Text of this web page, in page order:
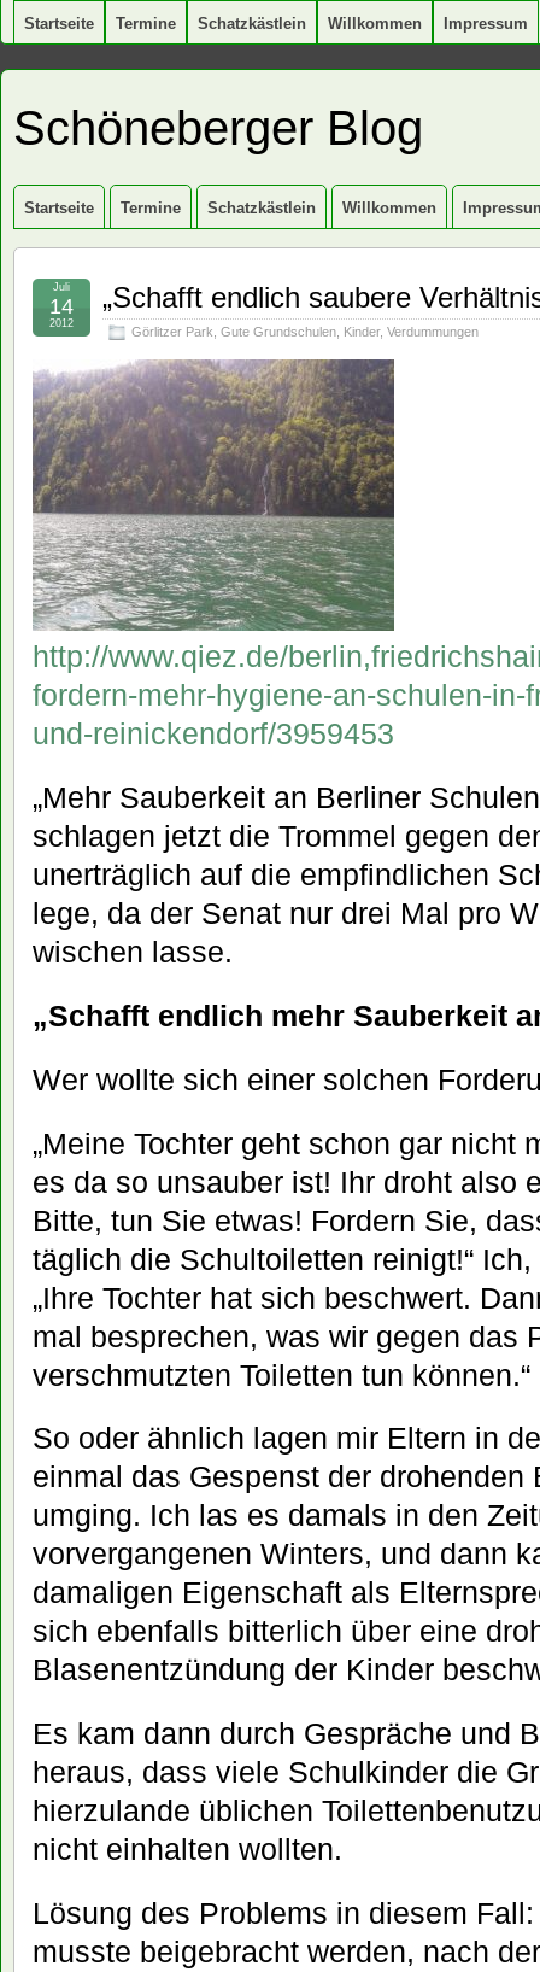
Startseite Termine Schatzkästlein Willkommen Impressum
Schöneberger Blog
Startseite Termine Schatzkästlein Willkommen
„Schafft endlich saubere
Görlitzer Park Gute Grundschulen Kinder, Verdummungen
Juli
14
2012
http://www.qiez.de/
fordern-mehr-hygiene-an-schulen-
und-reinickendorf/3959453
„Mehr Sauberkeit an Berliner
schlagen jetzt die Trommel gegen
unerträglich auf die empfindlichen
lege, da der Senat nur drei Mal pro
wischen lasse.
„Schafft endlich mehr Sauberkeit
Wer wollte sich einer solchen
„Meine Tochter geht schon gar nicht
es da so unsauber ist! Ihr droht also
Bitte, tun Sie etwas! Fordern Sie,
täglich die Schultoiletten reinigt!“
„Ihre Tochter hat sich beschwert.
mal besprechen, was wir gegen das
verschmutzten Toiletten tun können.“
So oder ähnlich lagen mir Eltern in
einmal das Gespenst der drohenden
umging. Ich las es damals in den
vorvergangenen Winters, und dann
damaligen Eigenschaft als
sich ebenfalls bitterlich über eine
Blasenentzündung der Kinder
Es kam dann durch Gespräche und
heraus, dass viele Schulkinder die
hierzulande üblichen
nicht einhalten wollten.
Lösung des Problems in diesem
musste beigebracht werden, nach